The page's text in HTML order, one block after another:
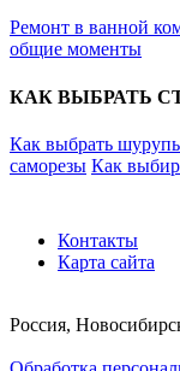
Ремонт в ванной
общие моменты
КАК ВЫБРАТЬ
Как выбрать
саморезы Как
Контакты
Карта сайта
Россия,